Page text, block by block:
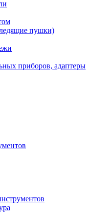
пушки)
приборов, адаптеры